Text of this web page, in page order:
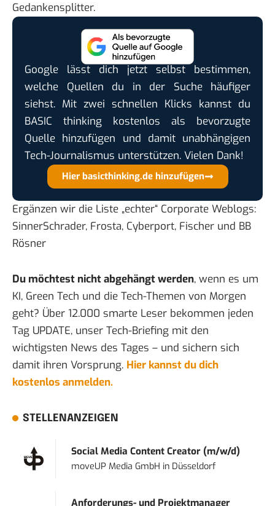
Gedankensplitter.
Google lässt dich jetzt selbst bestimmen,
welche Quellen du in der Suche häufiger
siehst. Mit zwei schnellen Klicks kannst du
BASIC thinking kostenlos als bevorzugte
Quelle hinzufügen und damit unabhängigen
Tech-Journalismus unterstützen. Vielen Dank!
Hier basicthinking.de hinzufügen
Ergänzen wir die Liste „echter“ Corporate Weblogs:
SinnerSchrader, Frosta, Cyberport, Fischer und BB
Rösner
Du möchtest nicht abgehängt werden, wenn es um
KI, Green Tech und die Tech-Themen von Morgen
geht? Über 12.000 smarte Leser bekommen jeden
Tag UPDATE, unser Tech-Briefing mit den
wichtigsten News des Tages – und sichern sich
damit ihren Vorsprung. Hier kannst du dich
kostenlos anmelden.
STELLENANZEIGEN
Social Media Content Creator (m/w/d)
moveUP Media GmbH in Düsseldorf
Anforderungs- und Projektmanager